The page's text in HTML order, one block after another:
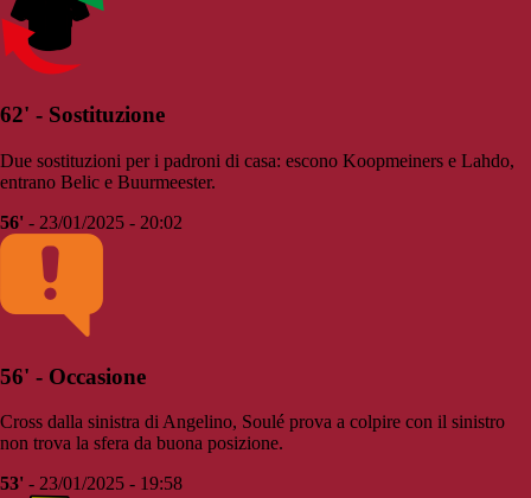
62' - Sostituzione
Due sostituzioni per i padroni di casa: escono Koopmeiners e Lahdo,
entrano Belic e Buurmeester.
56' - 23/01/2025 - 20:02
56' - Occasione
Cross dalla sinistra di Angelino, Soulé prova a colpire con il sinistro
non trova la sfera da buona posizione.
53' - 23/01/2025 - 19:58